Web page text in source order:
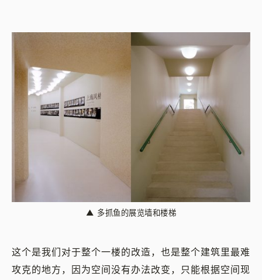
▲ 多抓鱼的展览墙和楼梯
这个是我们对于整个一楼的改造，也是整个建筑里最难
攻克的地方，因为空间没有办法改变，只能根据空间现